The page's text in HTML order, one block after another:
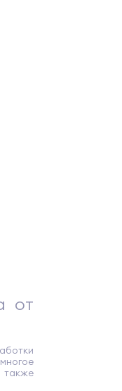
от
также